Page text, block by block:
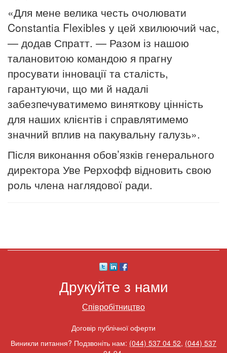
«Для мене велика честь очолювати
Constantia Flexibles у цей хвилюючий час,
— додав Спратт. — Разом із нашою
талановитою командою я прагну
просувати інновації та сталість,
гарантуючи, що ми й надалі
забезпечуватимемо виняткову цінність
для наших клієнтів і справлятимемо
значний вплив на пакувальну галузь».
Після виконання обов’язків генерального
директора Уве Рерхофф відновить свою
роль члена наглядової ради.
Друкуйте з нами
Співробітництво
Договір публічної оферти
Виникли питання? Подзвоніть нам: (044) 537 04 52, (044) 537